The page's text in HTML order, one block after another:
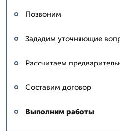
Позвоним
Зададим уточняющие
Рассчитаем
Составим договор
Выполним работы